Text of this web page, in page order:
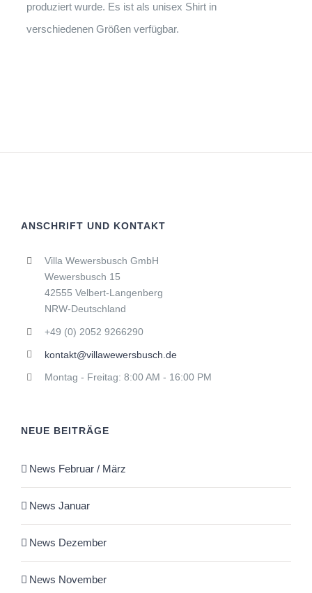
produziert wurde. Es ist als unisex Shirt in
verschiedenen Größen verfügbar.
ANSCHRIFT UND KONTAKT
Villa Wewersbusch GmbH
Wewersbusch 15
42555 Velbert-Langenberg
NRW-Deutschland
+49 (0) 2052 9266290
kontakt@villawewersbusch.de
Montag - Freitag: 8:00 AM - 16:00 PM
NEUE BEITRÄGE
News Februar / März
News Januar
News Dezember
News November